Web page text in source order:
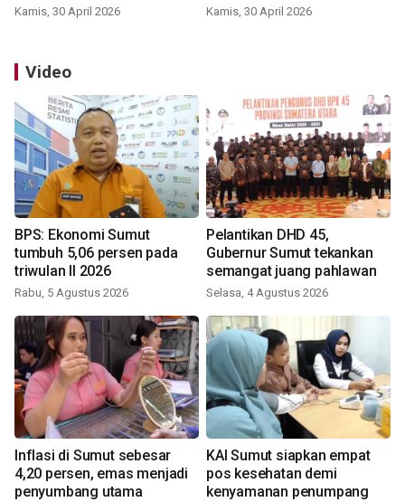
Kamis, 30 April 2026 Kamis, 30 April 2026
Video
BPS: Ekonomi Sumut
tumbuh 5,06 persen pada
triwulan II 2026
Rabu, 5 Agustus 2026
Pelantikan DHD 45,
Gubernur Sumut tekankan
semangat juang pahlawan
Selasa, 4 Agustus 2026
Inflasi di Sumut sebesar
4,20 persen, emas menjadi
penyumbang utama
KAI Sumut siapkan empat
pos kesehatan demi
kenyamanan penumpang